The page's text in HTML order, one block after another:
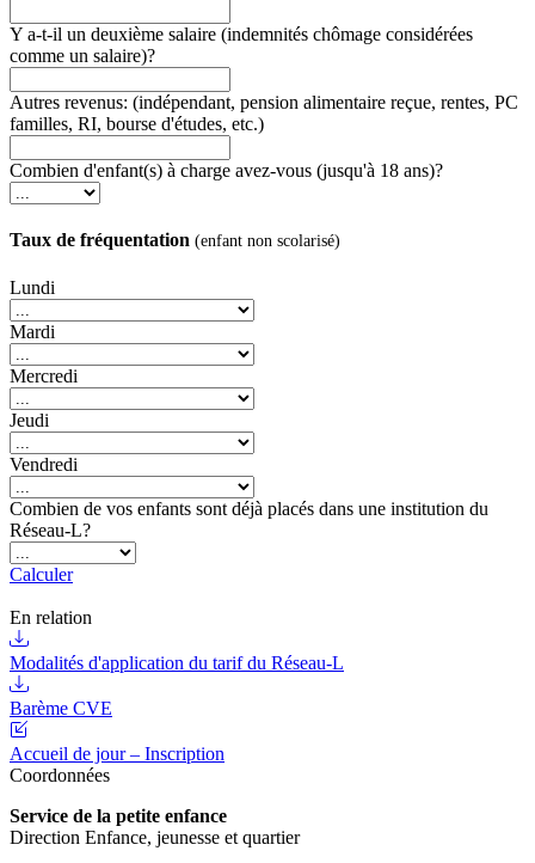
Y a-t-il un deuxième salaire (indemnités chômage considérées
comme un salaire)?
Autres revenus: (indépendant, pension alimentaire reçue, rentes, PC
familles, RI, bourse d'études, etc.)
Combien d'enfant(s) à charge avez-vous (jusqu'à 18 ans)?
Taux de fréquentation (enfant non scolarisé)
Lundi
Mardi
Mercredi
Jeudi
Vendredi
Combien de vos enfants sont déjà placés dans une institution du
Réseau-L?
Calculer
En relation
Modalités d'application du tarif du Réseau-L
Barème CVE
Accueil de jour – Inscription
Coordonnées
Service de la petite enfance
Direction Enfance, jeunesse et quartier